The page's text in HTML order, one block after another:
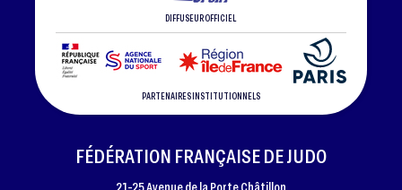
DIFFUSEUR OFFICIEL
PARTENAIRES INSTITUTIONNELS
FÉDÉRATION FRANÇAISE DE JUDO
21-25 Avenue de la Porte Châtillon